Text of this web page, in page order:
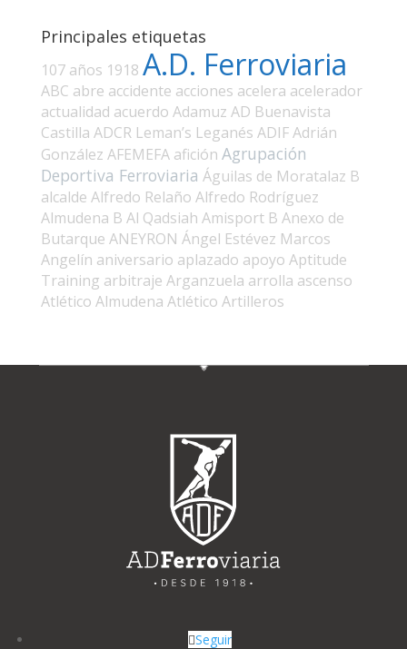
Principales etiquetas
107 años 1918 A.D. Ferroviaria
ABC abre accidente acciones acelera acelerador
actualidad acuerdo Adamuz AD Buenavista
Castilla ADCR Leman’s Leganés ADIFAdrián
González AFEMEFA afición Agrupación
Deportiva Ferroviaria Águilas de Moratalaz B
alcalde Alfredo Relaño Alfredo Rodríguez
Almudena B Al Qadsiah Amisport B Anexo de
Butarque ANEYRON Ángel Estévez Marcos
Angelín aniversario aplazado apoyo Aptitude
Training arbitraje Arganzuela arrolla ascenso
Atlético Almudena Atlético Artilleros
Seguir